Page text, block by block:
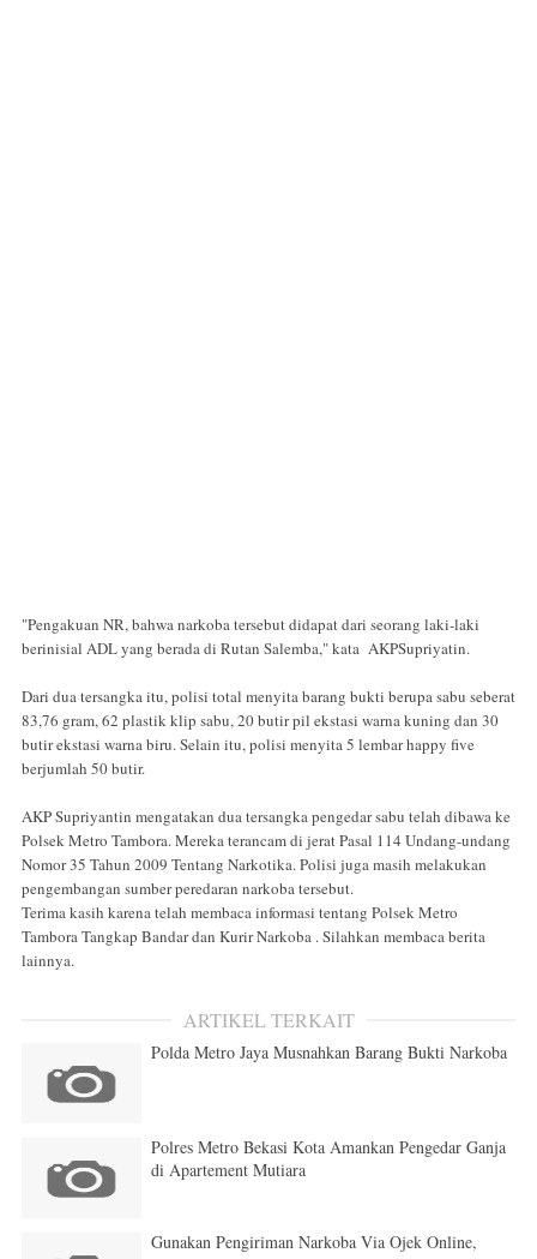
"Pengakuan NR, bahwa narkoba tersebut didapat dari seorang laki-laki
berinisial ADL yang berada di Rutan Salemba," kata AKPSupriyatin.
Dari dua tersangka itu, polisi total menyita barang bukti berupa sabu seberat
83,76 gram, 62 plastik klip sabu, 20 butir pil ekstasi warna kuning dan 30
butir ekstasi warna biru. Selain itu, polisi menyita 5 lembar happy five
berjumlah 50 butir.
AKP Supriyantin mengatakan dua tersangka pengedar sabu telah dibawa ke
Polsek Metro Tambora. Mereka terancam di jerat Pasal 114 Undang-undang
Nomor 35 Tahun 2009 Tentang Narkotika. Polisi juga masih melakukan
pengembangan sumber peredaran narkoba tersebut.
Terima kasih karena telah membaca informasi tentang Polsek Metro
Tambora Tangkap Bandar dan Kurir Narkoba . Silahkan membaca berita
lainnya.
ARTIKEL TERKAIT
Polda Metro Jaya Musnahkan Barang Bukti Narkoba
Polres Metro Bekasi Kota Amankan Pengedar Ganja
di Apartement Mutiara
Gunakan Pengiriman Narkoba Via Ojek Online,